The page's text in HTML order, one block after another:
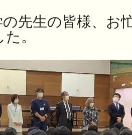
先生の皆様、お
。